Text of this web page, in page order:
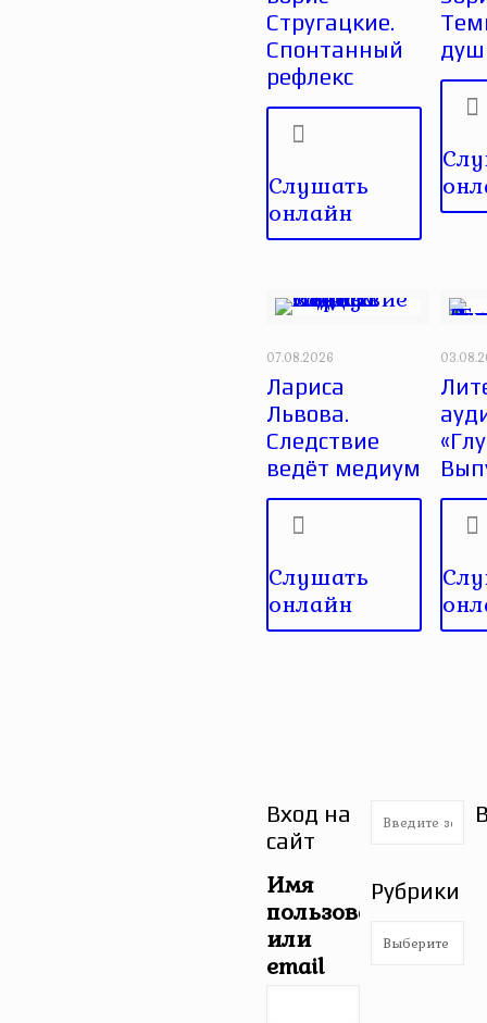
Стругацкие.
Спонтанный
рефлекс
Слушать
онлайн
07.08.2026
Лариса
Львова.
Следствие
ведёт медиум
Слушать
онлайн
Вход на
сайт
Имя
пользователя
или
email
Рубрики
Рубрики